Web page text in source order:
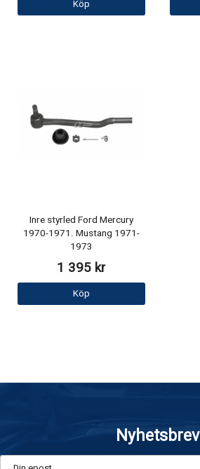
Köp
Inre styrled Ford Mercury
1970-1971. Mustang 1971-
1973
1 395 kr
Köp
Nyhetsbrev